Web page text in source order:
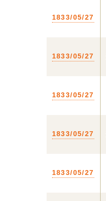
1833/05/27
1833/05/27
1833/05/27
1833/05/27
1833/05/27